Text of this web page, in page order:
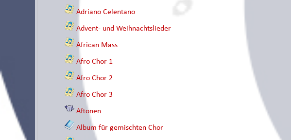
Adriano Celentano
Advent- und Weihnachtslieder
African Mass
Afro Chor 1
Afro Chor 2
Afro Chor 3
Aftonen
Album für gemischten Chor